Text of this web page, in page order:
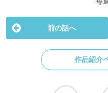
前の話へ
作品紹介